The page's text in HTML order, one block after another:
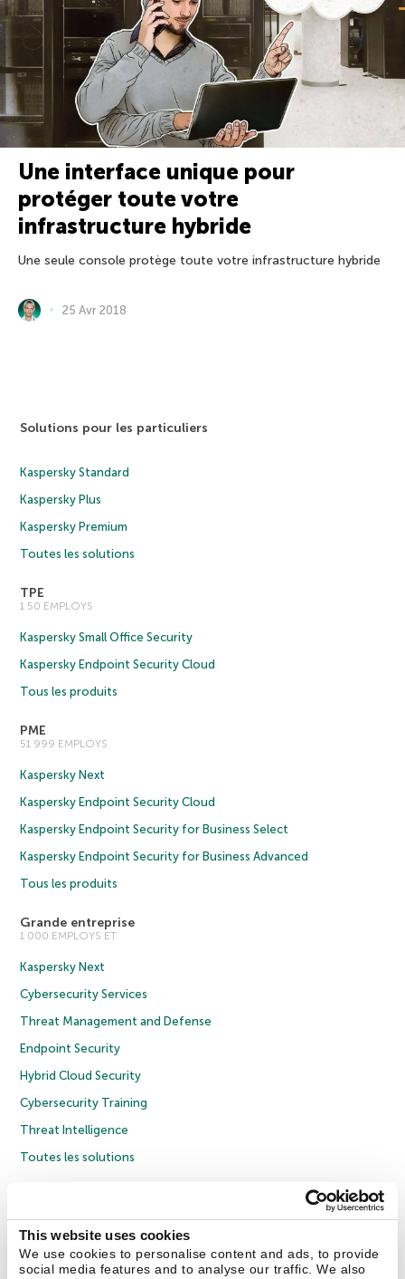
This website uses cookies
We use cookies to personalise content and ads, to provide
social media features and to analyse our traffic. We also
Une interface unique pour
protéger toute votre
infrastructure hybride
Une seule console protège toute votre infrastructure hybride
25 Avr 2018
Solutions pour les particuliers
Kaspersky Standard
Kaspersky Plus
Kaspersky Premium
Toutes les solutions
TPE
1 50 EMPLOYS
Kaspersky Small Office Security
Kaspersky Endpoint Security Cloud
Tous les produits
PME
51 999 EMPLOYS
Kaspersky Next
Kaspersky Endpoint Security Cloud
Kaspersky Endpoint Security for Business Select
Kaspersky Endpoint Security for Business Advanced
Tous les produits
Grande entreprise
1 000 EMPLOYS ET
Kaspersky Next
Cybersecurity Services
Threat Management and Defense
Endpoint Security
Hybrid Cloud Security
Cybersecurity Training
Threat Intelligence
Toutes les solutions
Politique de confidentialité
Contrat de licence entreprises
Cookies